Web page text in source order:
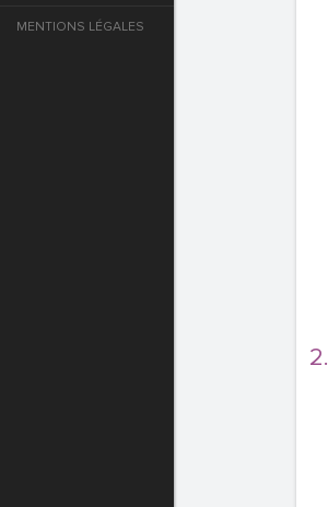
MENTIONS LÉGALES